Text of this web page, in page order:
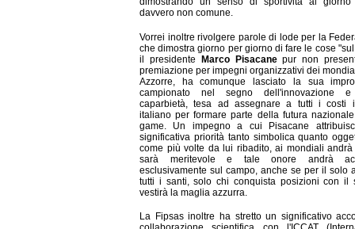
davvero non comune.
Vorrei inoltre rivolgere parole di lode per la
che dimostra giorno per giorno di fare le cose
il presidente Marco Pisacanepur non
premiazione per impegni organizzativi dei
Azzorre, ha comunque lasciato la sua
campionato nel segno dell'innovazione
caparbietà, tesa ad assegnare a tutti i costi
italiano per formare parte della futura
game. Un impegno a cui Pisacane
significativa priorità tanto simbolica quanto
come più volte da lui ribadito, ai mondiali
sarà meritevole e tale onore andrà
esclusivamente sul campo, anche se per il solo
tutti i santi, solo chi conquista posizioni con il
vestirà la maglia azzurra.
La Fipsas inoltre ha stretto un significativo